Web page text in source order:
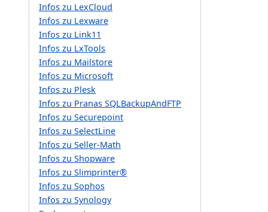
Infos zu LexCloud
Infos zu Lexware
Infos zu Link11
Infos zu LxTools
Infos zu Mailstore
Infos zu Microsoft
Infos zu Plesk
Infos zu Pranas SQLBackupAndFTP
Infos zu Securepoint
Infos zu SelectLine
Infos zu Seller-Math
Infos zu Shopware
Infos zu Slimprinter®
Infos zu Sophos
Infos zu Synology